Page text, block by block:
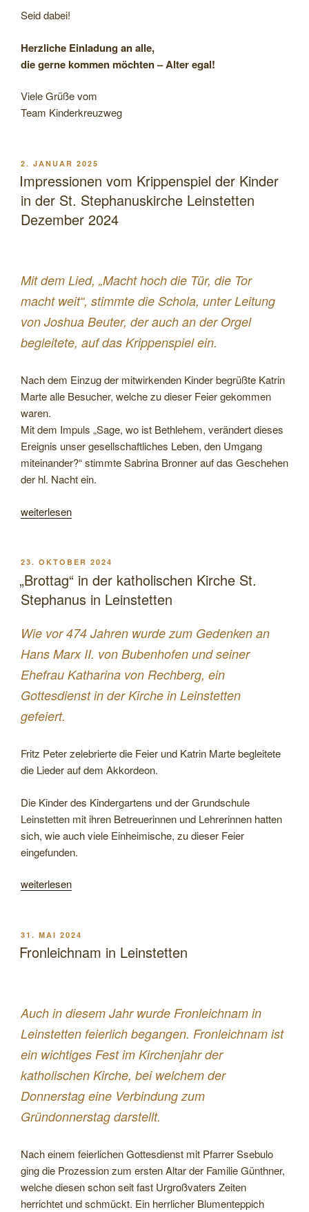
Seid dabei!
Herzliche Einladung an alle,
die gerne kommen möchten – Alter egal!
Viele Grüße vom
Team Kinderkreuzweg
VERÖFFENTLICHT
AM
2. JANUAR 2025
Impressionen vom Krippenspiel der Kinder
in der St. Stephanuskirche Leinstetten
Dezember 2024
Mit dem Lied, „Macht hoch die Tür, die Tor
macht weit“, stimmte die Schola, unter Leitung
von Joshua Beuter, der auch an der Orgel
begleitete, auf das Krippenspiel ein.
Nach dem Einzug der mitwirkenden Kinder begrüßte Katrin
Marte alle Besucher, welche zu dieser Feier gekommen
waren.
Mit dem Impuls „Sage, wo ist Bethlehem, verändert dieses
Ereignis unser gesellschaftliches Leben, den Umgang
miteinander?“ stimmte Sabrina Bronner auf das Geschehen
der hl. Nacht ein.
„Impressionen
der
Kinder
in
der
St.
Stephanuskirche
Leinstetten
Dezember
2024“
weiterlesen
VERÖFFENTLICHT
AM
23. OKTOBER 2024
„Brottag“ in der katholischen Kirche St.
Stephanus in Leinstetten
Wie vor 474 Jahren wurde zum Gedenken an
Hans Marx II. von Bubenhofen und seiner
Ehefrau Katharina von Rechberg, ein
Gottesdienst in der Kirche in Leinstetten
gefeiert.
Fritz Peter zelebrierte die Feier und Katrin Marte begleitete
die Lieder auf dem Akkordeon.
Die Kinder des Kindergartens und der Grundschule
Leinstetten mit ihren Betreuerinnen und Lehrerinnen hatten
sich, wie auch viele Einheimische, zu dieser Feier
eingefunden.
„„Brottag“
katholischen
Kirche
Leinstetten“
weiterlesen
VERÖFFENTLICHT
AM
31. MAI 2024
Fronleichnam in Leinstetten
Auch in diesem Jahr wurde Fronleichnam in
Leinstetten feierlich begangen. Fronleichnam ist
ein wichtiges Fest im Kirchenjahr der
katholischen Kirche, bei welchem der
Donnerstag eine Verbindung zum
Gründonnerstag darstellt.
Nach einem feierlichen Gottesdienst mit Pfarrer Ssebulo
ging die Prozession zum ersten Altar der Familie Günthner,
welche diesen schon seit fast Urgroßvaters Zeiten
herrichtet und schmückt. Ein herrlicher Blumenteppich